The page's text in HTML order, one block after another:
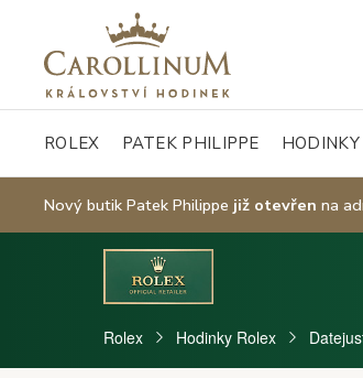
ROLEX PATEK PHILIPPE HODINKY
Nový butik Patek Philippe již otevřen na
Rolex Hodinky Rolex